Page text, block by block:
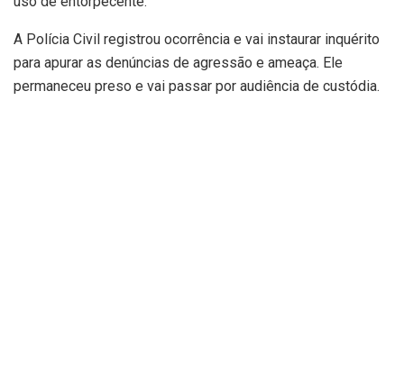
A Polícia Civil registrou ocorrência e vai instaurar inquérito
para apurar as denúncias de agressão e ameaça. Ele
permaneceu preso e vai passar por audiência de custódia.